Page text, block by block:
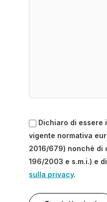
Dichiaro di essere
vigente normativa
2016/679) nonchè di
196/2003 e s.m.i.) e
sulla privacy.